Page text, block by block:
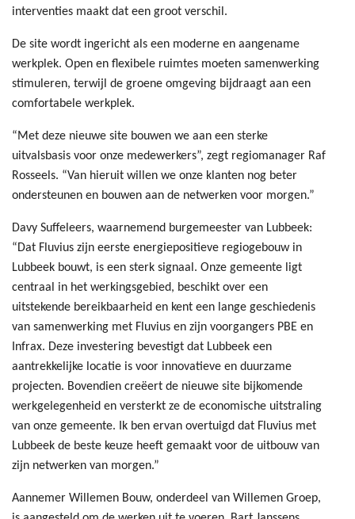
interventies maakt dat een groot verschil.
De site wordt ingericht als een moderne en aangename
werkplek. Open en flexibele ruimtes moeten samenwerking
stimuleren, terwijl de groene omgeving bijdraagt aan een
comfortabele werkplek.
“Met deze nieuwe site bouwen we aan een sterke
uitvalsbasis voor onze medewerkers”, zegt regiomanager Raf
Rosseels. “Van hieruit willen we onze klanten nog beter
ondersteunen en bouwen aan de netwerken voor morgen.”
Davy Suffeleers, waarnemend burgemeester van Lubbeek:
“Dat Fluvius zijn eerste energiepositieve regiogebouw in
Lubbeek bouwt, is een sterk signaal. Onze gemeente ligt
centraal in het werkingsgebied, beschikt over een
uitstekende bereikbaarheid en kent een lange geschiedenis
van samenwerking met Fluvius en zijn voorgangers PBE en
Infrax. Deze investering bevestigt dat Lubbeek een
aantrekkelijke locatie is voor innovatieve en duurzame
projecten. Bovendien creëert de nieuwe site bijkomende
werkgelegenheid en versterkt ze de economische uitstraling
van onze gemeente. Ik ben ervan overtuigd dat Fluvius met
Lubbeek de beste keuze heeft gemaakt voor de uitbouw van
zijn netwerken van morgen.”
Aannemer Willemen Bouw, onderdeel van Willemen Groep,